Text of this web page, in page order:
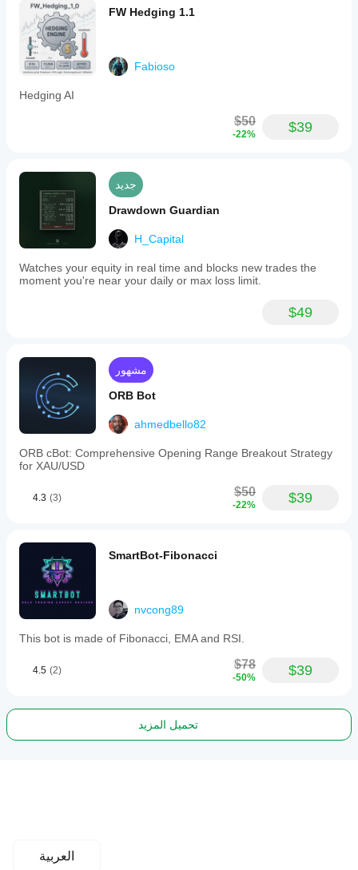
FW Hedging 1.1
Fabioso
Hedging AI
$50
-22% $39
جديد
Drawdown Guardian
H_Capital
Watches your equity in real time and blocks new trades the
moment you're near your daily or max loss limit.
$49
مشهور
ORB Bot
ahmedbello82
ORB cBot: Comprehensive Opening Range Breakout Strategy
for XAU/USD
4.3 (3) $50
-22% $39
SmartBot-Fibonacci
nvcong89
This bot is made of Fibonacci, EMA and RSI.
4.5 (2) $78
-50% $39
تحميل المزيد
العربية